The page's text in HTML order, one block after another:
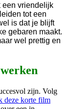
een vriendelijk
tot een
is dat je blijft
gebaren maakt.
wel prettig en
zijn. Volg
deze korte film